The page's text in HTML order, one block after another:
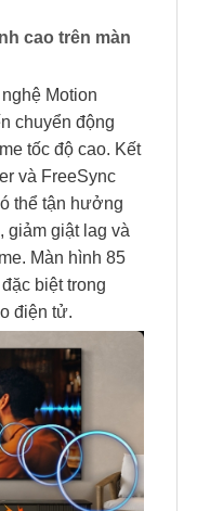
cao trên màn
Motion
chuyển động
tốc độ cao. Kết
và FreeSync
thể tận hưởng
giảm giật lag và
Màn hình 85
biệt trong
điện tử.